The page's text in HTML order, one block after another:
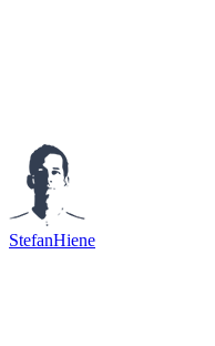
StefanHiene